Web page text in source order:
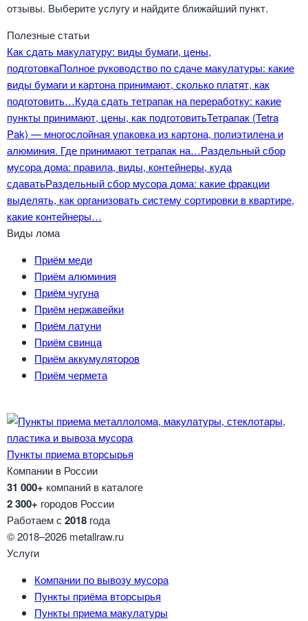
отзывы. Выберите услугу и найдите ближайший пункт.
Полезные статьи
Как сдать макулатуру: виды бумаги, цены,
подготовкаПолное руководство по сдаче макулатуры: какие
виды бумаги и картона принимают, сколько платят, как
подготовить…Куда сдать тетрапак на переработку: какие
пункты принимают, цены, как подготовитьТетрапак (Tetra
Pak) — многослойная упаковка из картона, полиэтилена и
алюминия. Где принимают тетрапак на…Раздельный сбор
мусора дома: правила, виды, контейнеры, куда
сдаватьРаздельный сбор мусора дома: какие фракции
выделять, как организовать систему сортировки в квартире,
какие контейнеры…
Виды лома
Приём меди
Приём алюминия
Приём чугуна
Приём нержавейки
Приём латуни
Приём свинца
Приём аккумуляторов
Приём чермета
Пункты приема вторсырья
Компании в России
31 000+ компаний в каталоге
2 300+ городов России
Работаем с 2018 года
© 2018–2026 metallraw.ru
Услуги
Компании по вывозу мусора
Пункты приёма вторсырья
Пункты приема макулатуры